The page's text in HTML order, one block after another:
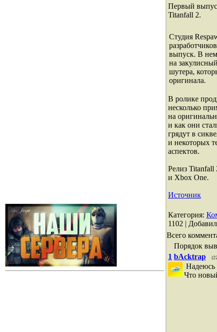
Первый
Titanfall 2.
Студия
выпуск. В нем
на
шутера,
оригинала.
В ролике
несколько
на
и как они
грядут в
и некоторых
аспектов.
Релиз Titanfall
и Xbox One.
Источник
Категория:
1102 | Добавил
Всего
Порядок
1 bAcktrap
Надеюсь
Что